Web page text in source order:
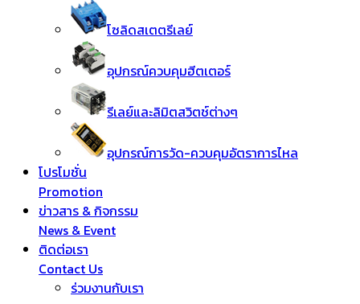
โซลิดสเตตรีเลย์
อุปกรณ์ควบคุมฮีตเตอร์
รีเลย์และลิมิตสวิตช์ต่างๆ
อุปกรณ์การวัด-ควบคุมอัตราการไหล
โปรโมชั่น
Promotion
ข่าวสาร & กิจกรรม
News & Event
ติดต่อเรา
Contact Us
ร่วมงานกับเรา